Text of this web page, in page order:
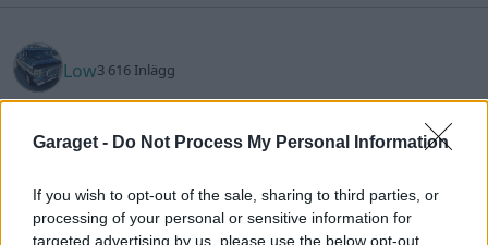
Garaget - Do Not Process My Personal Information
If you wish to opt-out of the sale, sharing to third parties, or
processing of your personal or sensitive information for
targeted advertising by us, please use the below opt-out
Low3 616 Inlägg
17 maj Trådstartare #67
The-GOAT skrev:
doktorduett skrev: